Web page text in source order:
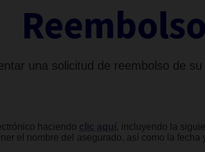
una solicitud de reembolso de
haciendo clic aquí, incluyendo la
el nombre del asegurado, así como la fecha